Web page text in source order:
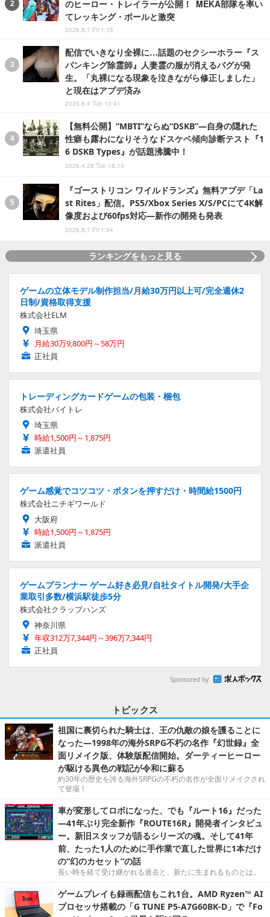
のヒーロー・トレイラーが公開！ MEKA部隊を率い
てレッキング・ボールと激突
2026.8.7 Fri 1:15
配信でいきなり全裸に…話題のセクシーホラー『ス
パンキング除霊師』人妻霊の服が消えるバグが発
生。「丸裸になる現象を泣きながら修正しました」
と現在はアプデ済み
2026.8.4 Tue 10:41
【無料公開】“MBTI”ならぬ“DSKB”―自身の隠れた
性癖も露わになりそうなドスケベ傾向診断テスト『1
6 DSKB Types』が話題沸騰中！
2026.4.28 Tue 18:15
『ゴーストリコン ワイルドランズ』無料アプデ「La
st Rites」配信。PS5/Xbox Series X/S/PCにて4K解
像度および60fps対応―新作の開発も発表
2026.8.7 Fri 1:54
ランキングをもっと見る
ゲームの立体モデル制作担当/月給30万円以上可/完全週休2
日制/資格取得支援
株式会社ELM
埼玉県
月給30万9,800円～58万円
正社員
トレーディングカードゲームの包装・梱包
株式会社バイトレ
埼玉県
時給1,500円～1,875円
派遣社員
ゲーム感覚でコツコツ・ボタンを押すだけ・時間給1500円
株式会社ニチギワールド
大阪府
時給1,500円～1,875円
派遣社員
ゲームプランナー ゲーム好き必見/自社タイトル開発/大手企
業取引多数/横浜駅徒歩5分
株式会社クラップハンズ
神奈川県
年収312万7,344円～396万7,344円
正社員
Sponsored by
トピックス
祖国に裏切られた騎士は、王の仇敵の娘を護ることに
なった―1998年の海外SRPG不朽の名作『幻世録』全
面リメイク版、体験版配信開始。ダーティーヒーロー
が駆ける異色の戦記が令和に蘇る
約30年の歴史を誇る海外SRPGの不朽の名作が全面リメイクされ
て登場！
車が変形してロボになった、でも『ルート16』だった
―41年ぶり完全新作『ROUTE16R』開発者インタビュ
ー。新旧スタッフが語るシリーズの魂。そして41年
前、たった1人のために手作業で直した世界に1本だけ
の“幻のカセット”の話
長い時を経て受け継がれる過去と、新たに生まれるものとは。
ゲームプレイも録画配信もこれ1台。AMD Ryzen™ AI
プロセッサ搭載の「G TUNE P5-A7G60BK-D」で『Fo